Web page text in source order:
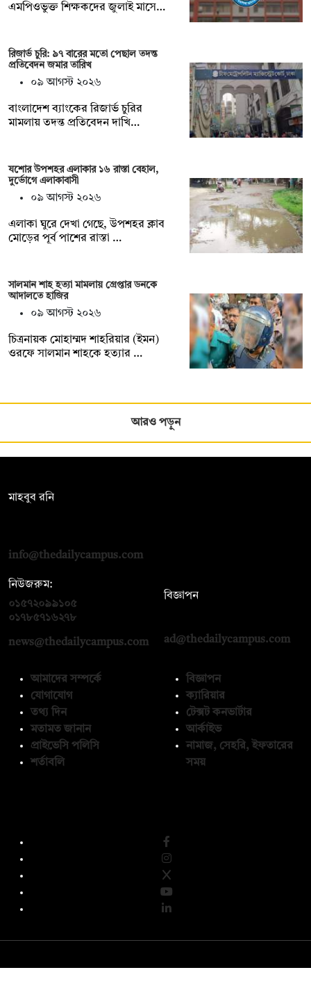
এমপিওভুক্ত শিক্ষকদের জুলাই মাসে…
রিজার্ভ চুরি: ৯৭ বারের মতো পেছাল তদন্ত
প্রতিবেদন জমার তারিখ
০৯ আগস্ট ২০২৬
বাংলাদেশ ব্যাংকের রিজার্ভ চুরির
মামলায় তদন্ত প্রতিবেদন দাখি…
যশোর উপশহর এলাকার ১৬ রাস্তা বেহাল,
দুর্ভোগে এলাকাবাসী
০৯ আগস্ট ২০২৬
এলাকা ঘুরে দেখা গেছে, উপশহর ক্লাব
মোড়ের পূর্ব পাশের রাস্তা …
সালমান শাহ হত্যা মামলায় গ্রেপ্তার ডনকে
আদালতে হাজির
০৯ আগস্ট ২০২৬
চিত্রনায়ক মোহাম্মদ শাহরিয়ার (ইমন)
ওরফে সালমান শাহকে হত্যার …
আরও পড়ুন
মাহবুব রনি
info@thedailycampus.com
নিউজরুম:
০১৫৭২০৯৯১০৫
০১৭৮৫৭১৬২৭৮
news@thedailycampus.com
বিজ্ঞাপন
ad@thedailycampus.com
আমাদের সম্পর্কে
যোগাযোগ
তথ্য দিন
মতামত জানান
প্রাইভেসি পলিসি
শর্তাবলি
বিজ্ঞাপন
ক্যারিয়ার
টেক্সট কনভার্টার
আর্কাইভ
নামাজ, সেহরি, ইফতারের
সময়